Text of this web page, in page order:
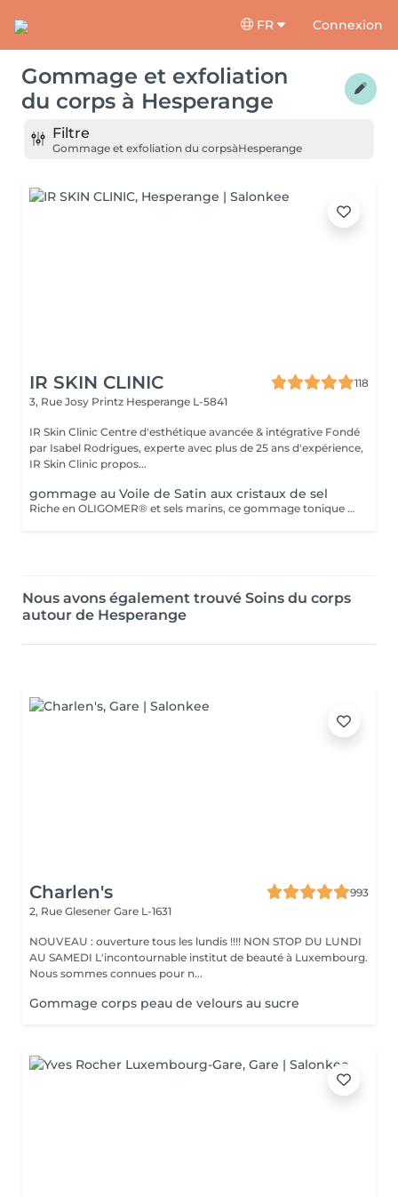
FR Connexion
Gommage et exfoliation
du corps à Hesperange
Filtre
Gommage et exfoliation du corpsàHesperange
IR SKIN CLINIC
118
3, Rue Josy Printz Hesperange L-5841
IR Skin Clinic Centre d'esthétique avancée & intégrative Fondé
par Isabel Rodrigues, experte avec plus de 25 ans d'expérience,
IR Skin Clinic propos...
gommage au Voile de Satin aux cristaux de sel
Riche en OLIGOMER® et sels marins, ce gommage tonique élimine les cellules mortes tout en apportant les sels minéraux et oligo-éléments indispensables à la vitalité de l'épiderme. La peau est infiniment douce, lisse et hydratée. Élu "Best Beauty Buys" par le magazine InStyle au Mexique. Cosmétique marine des soins qui offrent à la beauté le meilleur de la mer. Soins innovants, relaxants et extrêmement actifs.
Nous avons également trouvé Soins du corps
autour de Hesperange
Charlen's
993
2, Rue Glesener Gare L-1631
NOUVEAU : ouverture tous les lundis !!!! NON STOP DU LUNDI
AU SAMEDI L'incontournable institut de beauté à Luxembourg.
Nous sommes connues pour n...
Gommage corps peau de velours au sucre